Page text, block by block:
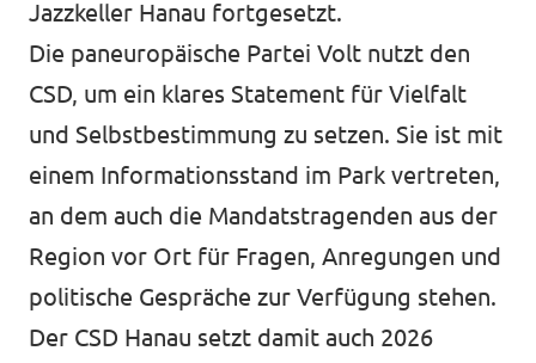
Jazzkeller Hanau fortgesetzt.
Die paneuropäische Partei Volt nutzt den
CSD, um ein klares Statement für Vielfalt
und Selbstbestimmung zu setzen. Sie ist mit
einem Informationsstand im Park vertreten,
an dem auch die Mandatstragenden aus der
Region vor Ort für Fragen, Anregungen und
politische Gespräche zur Verfügung stehen.
Der CSD Hanau setzt damit auch 2026